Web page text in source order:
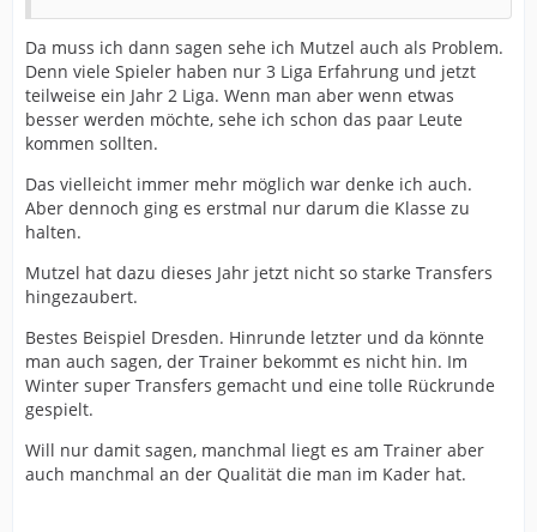
Da muss ich dann sagen sehe ich Mutzel auch als Problem.
Denn viele Spieler haben nur 3 Liga Erfahrung und jetzt
teilweise ein Jahr 2 Liga. Wenn man aber wenn etwas
besser werden möchte, sehe ich schon das paar Leute
kommen sollten.
Das vielleicht immer mehr möglich war denke ich auch.
Aber dennoch ging es erstmal nur darum die Klasse zu
halten.
Mutzel hat dazu dieses Jahr jetzt nicht so starke Transfers
hingezaubert.
Bestes Beispiel Dresden. Hinrunde letzter und da könnte
man auch sagen, der Trainer bekommt es nicht hin. Im
Winter super Transfers gemacht und eine tolle Rückrunde
gespielt.
Will nur damit sagen, manchmal liegt es am Trainer aber
auch manchmal an der Qualität die man im Kader hat.